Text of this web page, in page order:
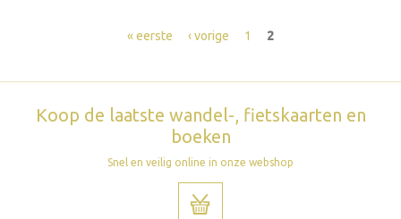
« eerste ‹ vorige 1 2
Koop de laatste wandel-, fietskaarten en
boeken
Snel en veilig online in onze webshop